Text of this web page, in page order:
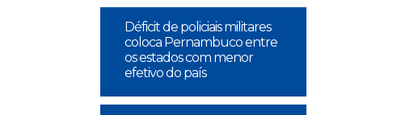
Déficit de policiais militares
coloca Pernambuco entre
os estados com menor
efetivo do país